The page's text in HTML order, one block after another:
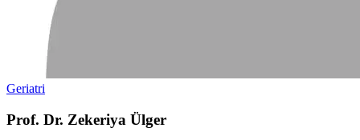
Geriatri
Prof. Dr. Zekeriya Ülger